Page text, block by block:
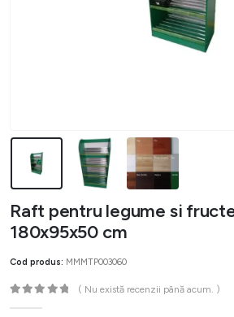
Raft pentru legume si
180x95x50 cm
Cod produs: MMMTP003060
( Nu există recenzii până acum. )